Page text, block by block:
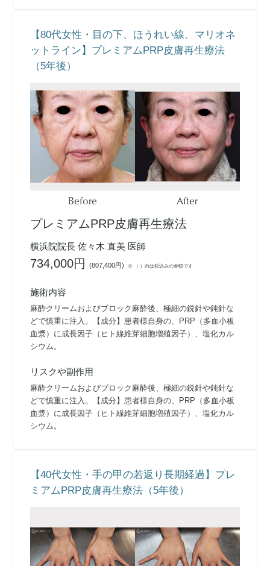
【80代女性・目の下、ほうれい線、マリオネ
ットライン】プレミアムPRP皮膚再生療法
（5年後）
Before After
プレミアムPRP皮膚再生療法
横浜院院長 佐々木 直美 医師
734,000円(807,400円) ※ （ ）内は税込みの金額です
施術内容
麻酔クリームおよびブロック麻酔後、極細の鋭針や鈍針な
どで慎重に注入。【成分】患者様自身の、PRP（多血小板
血漿）に成長因子（ヒト線維芽細胞増殖因子）、塩化カル
シウム。
リスクや副作用
麻酔クリームおよびブロック麻酔後、極細の鋭針や鈍針な
どで慎重に注入。【成分】患者様自身の、PRP（多血小板
血漿）に成長因子（ヒト線維芽細胞増殖因子）、塩化カル
シウム。
【40代女性・手の甲の若返り長期経過】プレ
ミアムPRP皮膚再生療法（5年後）